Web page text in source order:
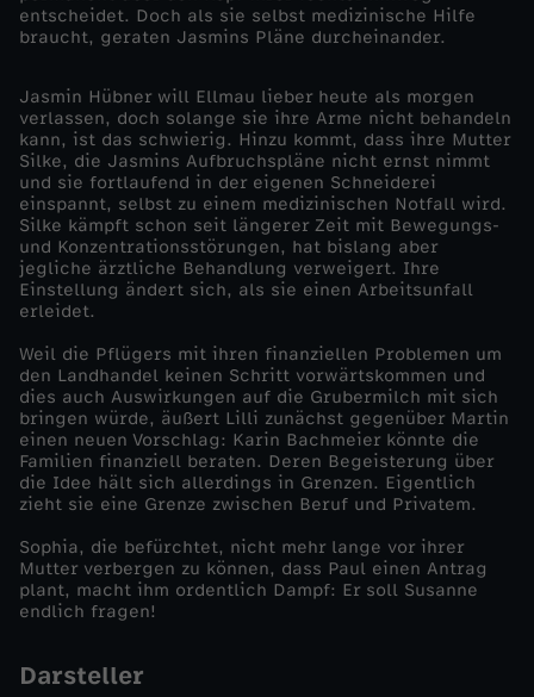
m
S
c
h
a
t
t
e
n
(
1
)
entscheidet. Doch als sie selbst medizinische Hilfe
braucht, geraten Jasmins Pläne durcheinander.
Jasmin Hübner will Ellmau lieber heute als morgen
verlassen, doch solange sie ihre Arme nicht behandeln
kann, ist das schwierig. Hinzu kommt, dass ihre Mutter
Silke, die Jasmins Aufbruchspläne nicht ernst nimmt
und sie fortlaufend in der eigenen Schneiderei
einspannt, selbst zu einem medizinischen Notfall wird.
Silke kämpft schon seit längerer Zeit mit Bewegungs-
und Konzentrationsstörungen, hat bislang aber
jegliche ärztliche Behandlung verweigert. Ihre
Einstellung ändert sich, als sie einen Arbeitsunfall
erleidet.
Weil die Pflügers mit ihren finanziellen Problemen um
den Landhandel keinen Schritt vorwärtskommen und
dies auch Auswirkungen auf die Grubermilch mit sich
bringen würde, äußert Lilli zunächst gegenüber Martin
einen neuen Vorschlag: Karin Bachmeier könnte die
Familien finanziell beraten. Deren Begeisterung über
die Idee hält sich allerdings in Grenzen. Eigentlich
zieht sie eine Grenze zwischen Beruf und Privatem.
Sophia, die befürchtet, nicht mehr lange vor ihrer
Mutter verbergen zu können, dass Paul einen Antrag
plant, macht ihm ordentlich Dampf: Er soll Susanne
endlich fragen!
Darsteller